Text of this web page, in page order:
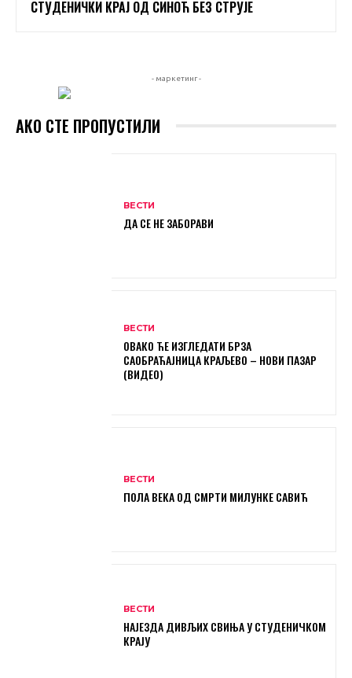
СТУДЕНИЧКИ КРАЈ ОД СИНОЋ БЕЗ СТРУЈЕ
- маркетинг -
АКО СТЕ ПРОПУСТИЛИ
ВЕСТИ
ДА СЕ НЕ ЗАБОРАВИ
ВЕСТИ
ОВАКО ЋЕ ИЗГЛЕДАТИ БРЗА
САОБРАЋАЈНИЦА КРАЉЕВО – НОВИ ПАЗАР
(ВИДЕО)
ВЕСТИ
ПОЛА ВЕКА ОД СМРТИ МИЛУНКЕ САВИЋ
ВЕСТИ
НАЈЕЗДА ДИВЉИХ СВИЊА У СТУДЕНИЧКОМ
КРАЈУ